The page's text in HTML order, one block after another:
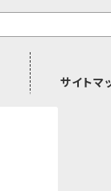
サイトマ